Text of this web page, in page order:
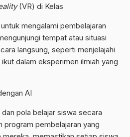
(VR) di Kelas
mengalami pembelajaran
tempat atau situasi
langsung, seperti menjelajahi
dalam eksperimen ilmiah yang
AI
pola belajar siswa secara
program pembelajaran yang